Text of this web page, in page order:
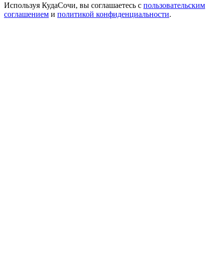
Используя КудаСочи, вы соглашаетесь с пользовательским
соглашением и политикой конфиденциальности.